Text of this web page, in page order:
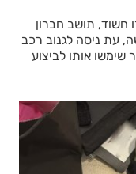
חשוד, תושב חברון
עת ניסה לגנוב רכב
אותו לביצוע
את מעצרו בבית